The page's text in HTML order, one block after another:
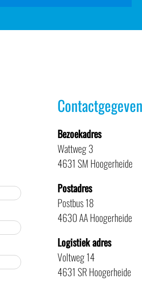
Bezoekadres
Wattweg 3
4631 SM Hoogerheide
Postadres
Postbus 18
4630 AA Hoogerheide
Logistiek adres
Voltweg 14
4631 SR Hoogerheide